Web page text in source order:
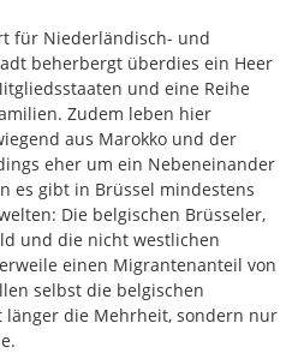
für Niederländisch- und
beherbergt überdies ein Heer
und eine Reihe
Zudem leben hier
aus Marokko und der
eher um ein Nebeneinander
es gibt in Brüssel mindestens
Die belgischen Brüsseler,
und die nicht westlichen
einen Migrantenanteil von
selbst die belgischen
länger die Mehrheit, sondern nur